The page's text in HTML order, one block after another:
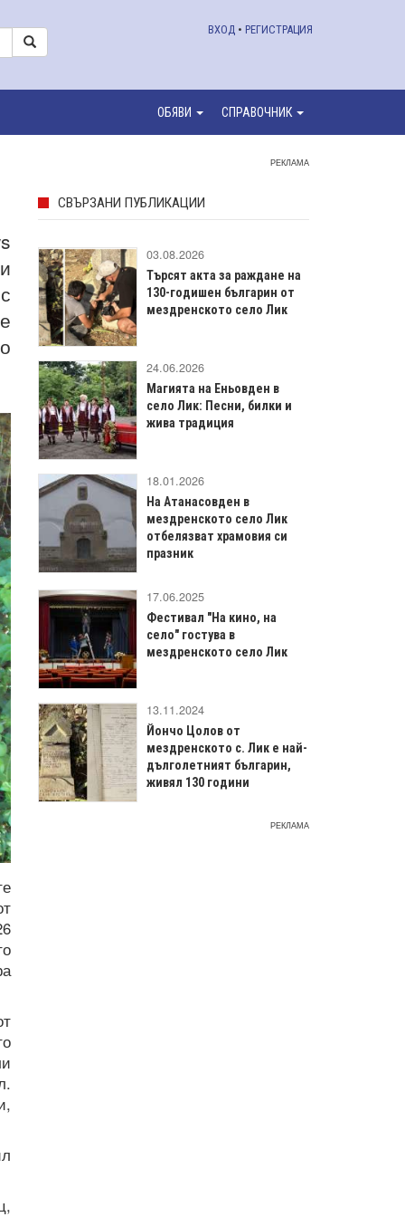
ВХОД • РЕГИСТРАЦИЯ
ОБЯВИ СПРАВОЧНИК
РЕКЛАМА
СВЪРЗАНИ ПУБЛИКАЦИИ
03.08.2026
Търсят акта за раждане на
130-годишен българин от
мездренското село Лик
24.06.2026
Магията на Еньовден в
село Лик: Песни, билки и
жива традиция
18.01.2026
На Атанасовден в
мездренското село Лик
отбелязват храмовия си
празник
17.06.2025
Фестивал "На кино, на
село" гостува в
мездренското село Лик
13.11.2024
Йончо Цолов от
мездренското с. Лик е най-
дълголетният българин,
живял 130 години
РЕКЛАМА